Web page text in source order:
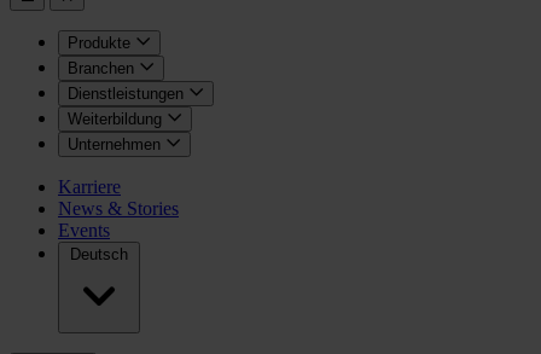
Produkte
Branchen
Dienstleistungen
Weiterbildung
Unternehmen
Karriere
News & Stories
Events
Deutsch